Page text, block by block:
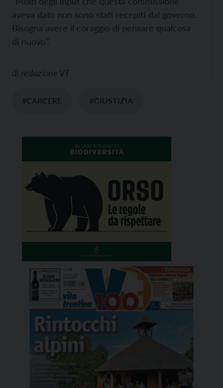
aveva dato non sono stati recepiti dal governo.
Bisogna avere il coraggio di pensare qualcosa
di nuovo”.
di redazione VT
#CARCERE #GIUSTIZIA